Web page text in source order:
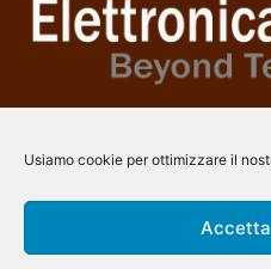
Usiamo cookie per ottimizzare il
una copertura a 360° che
info@arscommunication.it